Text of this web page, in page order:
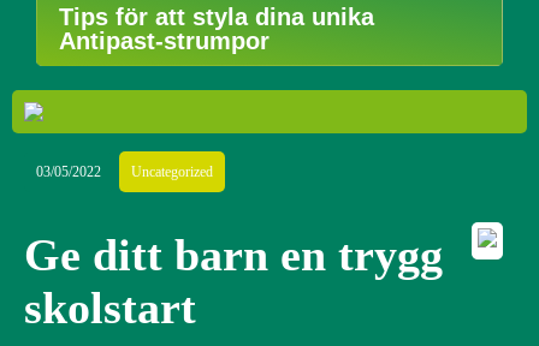
Tips för att styla dina unika
Antipast-strumpor
03/05/2022 Uncategorized
Ge ditt barn en trygg
skolstart